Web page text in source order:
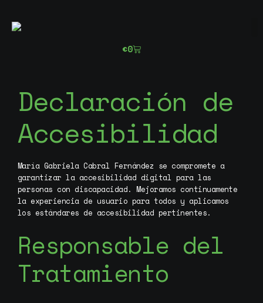
contenido
€0Cart
Declaración de
Accesibilidad
María Gabriela Cabral Fernández se compromete a
garantizar la accesibilidad digital para las
personas con discapacidad. Mejoramos continuamente
la experiencia de usuario para todos y aplicamos
los estándares de accesibilidad pertinentes.
Responsable del
Tratamiento